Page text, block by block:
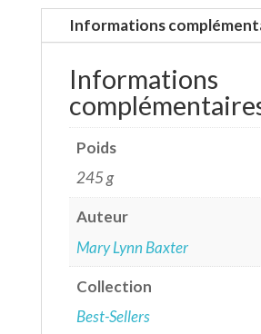
Informations
Informations
Poids
245 g
Auteur
Mary Lynn Baxter
Collection
Best-Sellers